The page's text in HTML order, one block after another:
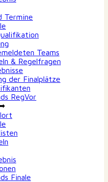
Termine
Teams
& Regelfragen
der Finalplätze
RegVor
Finale